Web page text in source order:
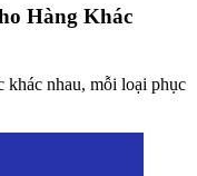
Hàng Khác
khác nhau, mỗi loại phục